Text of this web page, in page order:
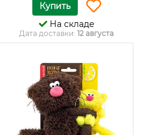
Купить
На складе
Дата доставки: 12 августа